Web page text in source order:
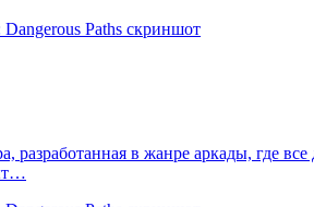
разработанная в жанре аркады, где